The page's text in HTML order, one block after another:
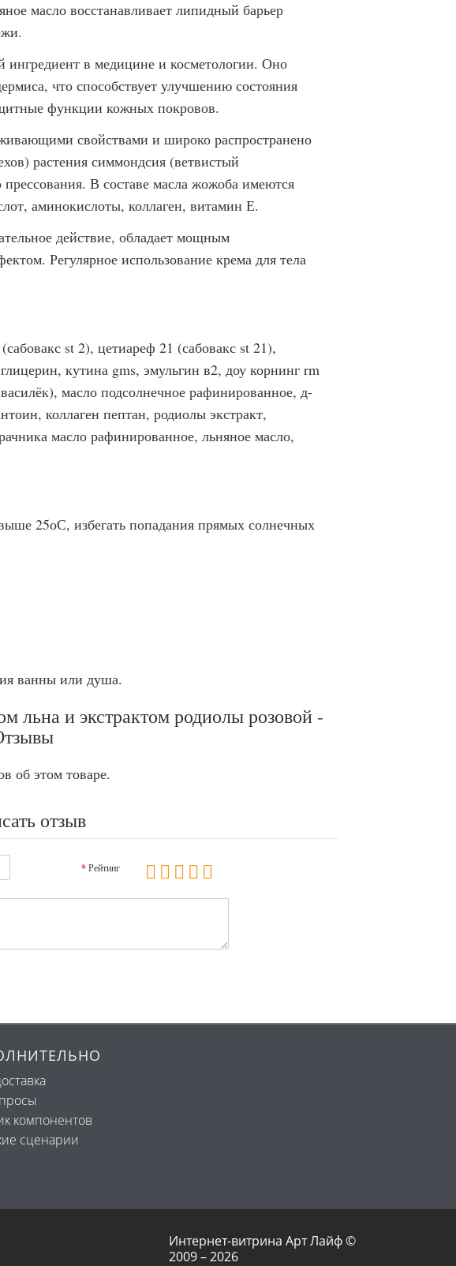
масло восстанавливает липидный барьер
в медицине и косметологии. Оно
что способствует улучшению состояния
функции кожных покровов.
свойствами и широко распространено
растения симмондсия (ветвистый
В составе масла жожоба имеются
аминокислоты, коллаген, витамин Е.
действие, обладает мощным
Регулярное использование крема для тела
st 2), цетиареф 21 (сабовакс st 21),
кутина gms, эмульгин в2, доу корнинг rm
масло подсолнечное рафинированное, д-
коллаген пептан, родиолы экстракт,
масло рафинированное, льняное масло,
25оС, избегать попадания прямых солнечных
ванны или душа.
льна и экстрактом родиолы розовой -
об этом товаре.
отзыв
Рейтинг
компонентов
сценарии
Интернет-витрина Арт Лайф ©
2009 – 2026